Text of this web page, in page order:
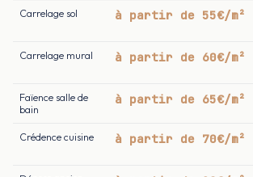
Carrelage sol à partir de 55€/m²
Carrelage mural à partir de 60€/m²
Faïence salle de
bain
à partir de 65€/m²
Crédence cuisine à partir de 70€/m²